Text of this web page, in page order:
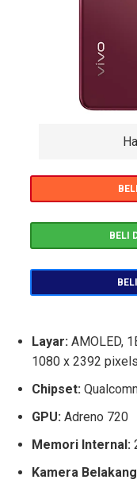
BELI
Layar: AMOLED,
1080 x 2392 pixels
Chipset:
GPU: Adreno 720
Memori Internal:
Kamera